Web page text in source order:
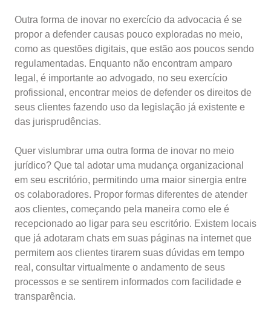
Outra forma de inovar no exercício da advocacia é se
propor a defender causas pouco exploradas no meio,
como as questões digitais, que estão aos poucos sendo
regulamentadas. Enquanto não encontram amparo
legal, é importante ao advogado, no seu exercício
profissional, encontrar meios de defender os direitos de
seus clientes fazendo uso da legislação já existente e
das jurisprudências.
Quer vislumbrar uma outra forma de inovar no meio
jurídico? Que tal adotar uma mudança organizacional
em seu escritório, permitindo uma maior sinergia entre
os colaboradores. Propor formas diferentes de atender
aos clientes, começando pela maneira como ele é
recepcionado ao ligar para seu escritório. Existem locais
que já adotaram chats em suas páginas na internet que
permitem aos clientes tirarem suas dúvidas em tempo
real, consultar virtualmente o andamento de seus
processos e se sentirem informados com facilidade e
transparência.